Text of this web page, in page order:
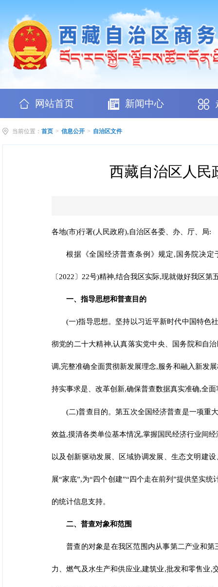
网站首页 新闻中心
当前位置： 首页 > 信息公开 > 自治区文件
西藏自治区人民
各地(市)行署(人民政府),自治区各委、办、厅、局:
根据《全国经济普查条例》规定,国务院决
〔2022〕22号)精神,结合我区实际,现就做好我区第
一、指导思想和普查目的
(一)指导思想。坚持以习近平新时代中国特色
彻党的二十大精神,认真落实党中央、国务院和自
调,完整准确全面贯彻新发展理念,服务和融入新发
持实事求是、改革创新,确保普查数据真实准确,全面
(二)普查目的。第五次全国经济普查是一项重
效益,摸清各类单位基本情况,掌握国民经济行业间
以及创新驱动发展、区域协调发展、生态文明建
展“家底”,为“四个创建”“四个走在前列”提供坚实
的统计信息支持。
二、普查对象和范围
普查的对象是在我区范围内从事第二产业和
力、燃气及水生产和供应业,建筑业,批发和零售业,